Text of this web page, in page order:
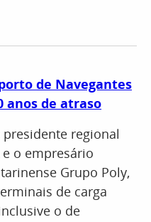
de Navegantes
anos de atraso
regional
e o empresário
Grupo Poly,
de carga
o de